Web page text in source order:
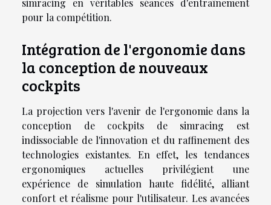
pour la compétition.
Intégration de l'ergonomie dans
la conception de nouveaux
cockpits
La projection vers l'avenir de l'ergonomie dans la
conception de cockpits de simracing est
indissociable de l'innovation et du raffinement des
technologies existantes. En effet, les tendances
ergonomiques actuelles privilégient une
expérience de simulation haute fidélité, alliant
confort et réalisme pour l'utilisateur. Les avancées